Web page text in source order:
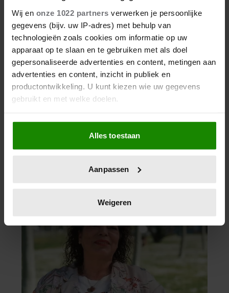
Wij en onze 1022 partners verwerken je persoonlijke
gegevens (bijv. uw IP-adres) met behulp van
technologieën zoals cookies om informatie op uw
apparaat op te slaan en te gebruiken met als doel
gepersonaliseerde advertenties en content, metingen aan
advertenties en content, inzicht in publiek en
productontwikkeling. U kunt kiezen wie uw gegevens
gebruikt en met welke doelen.
Als u het toestaat, willen we ook graag:
Informatie verzamelen over uw geografische
locatie, die tot een paar meter nauwkeurig kan zijn
scannen op specifieke eigenschappen (fingerprinting)
verwerkt en stel uw voorkeuren in het
intrekken in de Cookieverklaring.
We gebruiken cookies om content en advertenties te
personaliseren, om functies voor social media te bieden
en om ons websiteverkeer te analyseren. Ook delen we
informatie over uw gebruik van onze site met onze
Alles toestaan
Aanpassen
Weigeren